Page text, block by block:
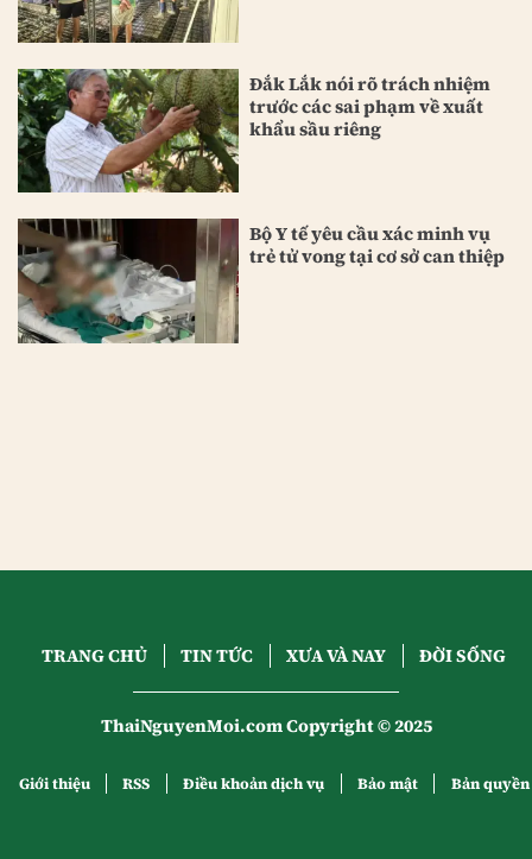
Đắk Lắk nói rõ trách nhiệm
trước các sai phạm về xuất
khẩu sầu riêng
Bộ Y tế yêu cầu xác minh vụ
trẻ tử vong tại cơ sở can thiệp
TRANG CHỦ TIN TỨC XƯA VÀ NAY ĐỜI SỐNG
ThaiNguyenMoi.com Copyright © 2025
Giới thiệu RSS Điều khoản dịch vụ Bảo mật Bản quyền